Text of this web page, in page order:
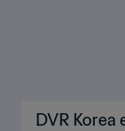
DVR Korea